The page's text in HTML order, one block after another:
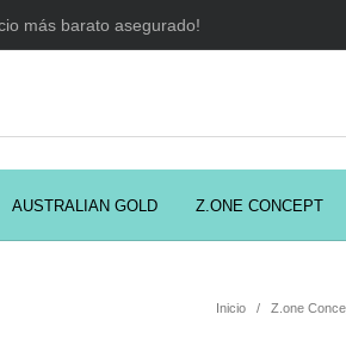
más barato asegurado!
AUSTRALIAN GOLD Z.ONE CONCEPT
Inicio / Z.one